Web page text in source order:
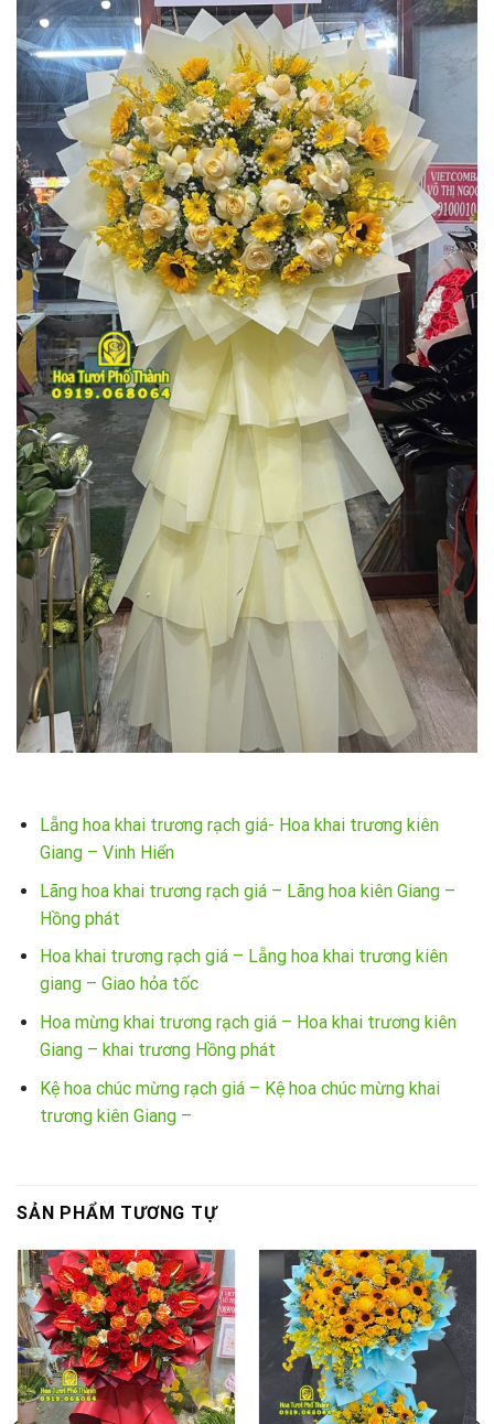
Lẵng hoa khai trương rạch giá- Hoa khai trương kiên
Giang – Vinh Hiển
Lãng hoa khai trương rạch giá – Lãng hoa kiên Giang –
Hồng phát
Hoa khai trương rạch giá – Lẵng hoa khai trương kiên
giang – Giao hỏa tốc
Hoa mừng khai trương rạch giá – Hoa khai trương kiên
Giang – khai trương Hồng phát
Kệ hoa chúc mừng rạch giá – Kệ hoa chúc mừng khai
trương kiên Giang –
SẢN PHẨM TƯƠNG TỰ